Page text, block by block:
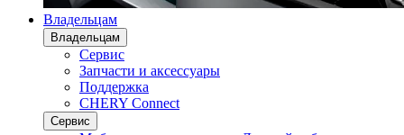
Владельцам
Владельцам
Сервис
Запчасти и аксессуары
Поддержка
CHERY Connect
Сервис